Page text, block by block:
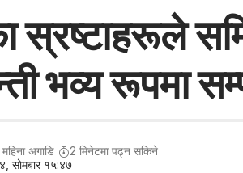
स्रष्टाहरूले
भव्य रूपमा
सोमबार १५:४७
अगाडि 2 मिनेटमा पढ्न सकिने